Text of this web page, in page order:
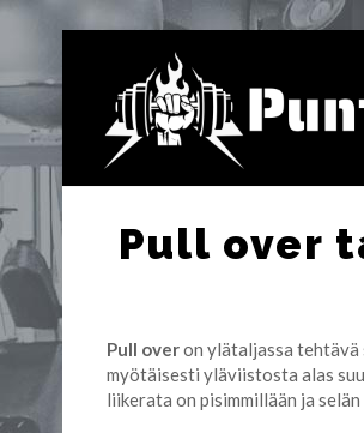
Pull over
Pull overon ylätaljassa tehtävä
myötäisesti yläviistosta alas
liikerata on pisimmillään ja